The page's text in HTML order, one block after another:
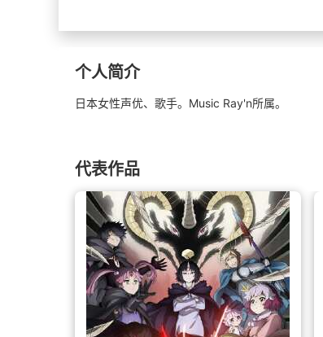
个人简介
日本女性声优、歌手。Music Ray'n所属。
代表作品